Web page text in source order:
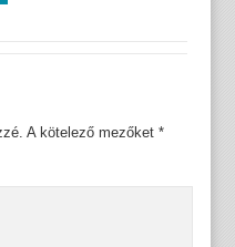
A kötelező mezőket *